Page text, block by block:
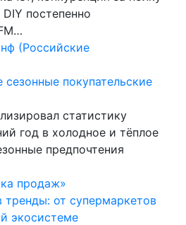
постепенно
(Российские
сезонные покупательские
статистику
год в холодное и тёплое
предпочтения
продаж»
тренды: от супермаркетов
экосистеме